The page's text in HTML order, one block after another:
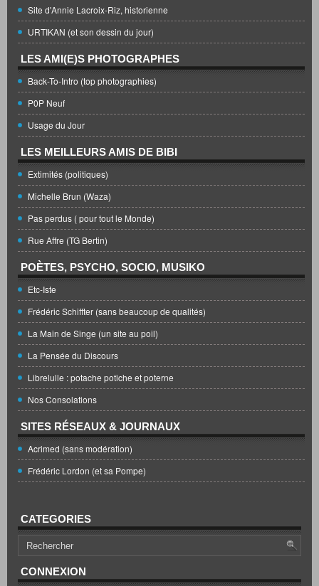
Site d'Annie Lacroix-Riz, historienne
URTIKAN (et son dessin du jour)
LES AMI(E)S PHOTOGRAPHES
Back-To-Intro (top photographies)
P0P Neuf
Usage du Jour
LES MEILLEURS AMIS DE BIBI
Extimités (politiques)
Michelle Brun (Waza)
Pas perdus ( pour tout le Monde)
Rue Affre (TG Bertin)
POÈTES, PSYCHO, SOCIO, MUSIKO
Etc-Iste
Frédéric Schiffter (sans beaucoup de qualités)
La Main de Singe (un site au poil)
La Pensée du Discours
Librelulle : potache potiche et poterne
Nos Consolations
SITES RÉSEAUX & JOURNAUX
Acrimed (sans modération)
Frédéric Lordon (et sa Pompe)
CATEGORIES
CONNEXION